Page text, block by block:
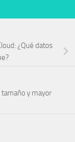
¿Qué datos
y mayor